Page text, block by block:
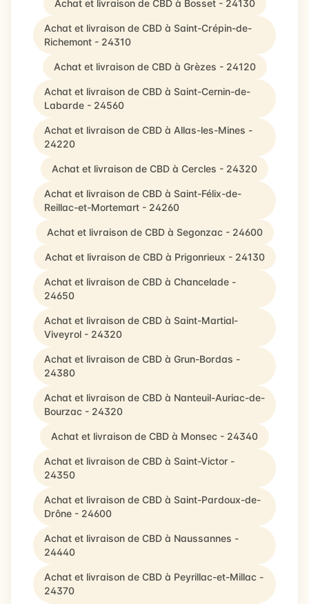
Achat et livraison de CBD à Bosset - 24130
Achat et livraison de CBD à Saint-Crépin-de-
Richemont - 24310
Achat et livraison de CBD à Grèzes - 24120
Achat et livraison de CBD à Saint-Cernin-de-
Labarde - 24560
Achat et livraison de CBD à Allas-les-Mines -
24220
Achat et livraison de CBD à Cercles - 24320
Achat et livraison de CBD à Saint-Félix-de-
Reillac-et-Mortemart - 24260
Achat et livraison de CBD à Segonzac - 24600
Achat et livraison de CBD à Prigonrieux - 24130
Achat et livraison de CBD à Chancelade -
24650
Achat et livraison de CBD à Saint-Martial-
Viveyrol - 24320
Achat et livraison de CBD à Grun-Bordas -
24380
Achat et livraison de CBD à Nanteuil-Auriac-de-
Bourzac - 24320
Achat et livraison de CBD à Monsec - 24340
Achat et livraison de CBD à Saint-Victor -
24350
Achat et livraison de CBD à Saint-Pardoux-de-
Drône - 24600
Achat et livraison de CBD à Naussannes -
24440
Achat et livraison de CBD à Peyrillac-et-Millac -
24370